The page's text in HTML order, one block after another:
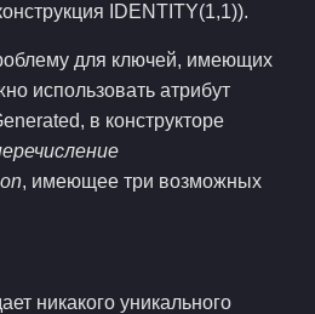
IDENTITY(1,1)).
для ключей, имеющих
использовать атрибут
в конструкторе
, имеющее три возможных
никакого уникального